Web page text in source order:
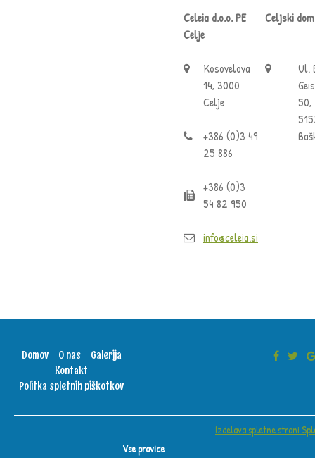
Celeia d.o.o. PE
Celje
Kosovelova
14, 3000
Celje
+386 (0)3 49
25 886
+386 (0)3
54 82 950
info@celeia.si
Celjski dom
Ul.
50,
Ba
Domov O nas
Galerija
Kontakt
Politka spletnih piškotkov
Vse pravice
Izdelava spletne strani